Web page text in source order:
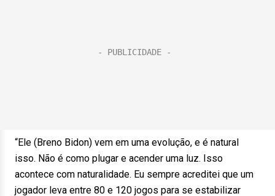
“Ele (Breno Bidon) vem em uma evolução, e é natural
isso. Não é como plugar e acender uma luz. Isso
acontece com naturalidade. Eu sempre acreditei que um
jogador leva entre 80 e 120 jogos para se estabilizar